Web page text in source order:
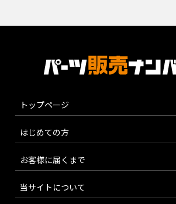
トップページ
はじめての方
お客様に届くまで
当サイトについて